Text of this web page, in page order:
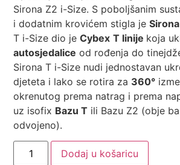
Sirona Z2 i-Size. S poboljšanim
i dodatnim krovićem stigla je
T i-Size dio jeCybex T linije koja
autosjedalice od rođenja do
Sirona T i-Size nudi jednostavan
djeteta i lako se rotira za 360°
okrenutog prema natrag i prema
uz isofix Bazu T ili Bazu Z2 (obje
odvojeno).
Dodaj u košaricu